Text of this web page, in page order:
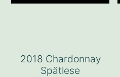
2018 Chardonnay
Spätlese